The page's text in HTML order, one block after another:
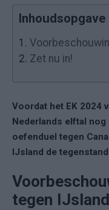
Inhoudsopgave
1.
2. Zet nu in!
Voordat het EK 2024
Nederlands elftal nog
oefenduel tegen
IJsland de
tegen IJsland